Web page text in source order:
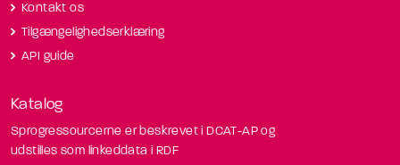
Kontakt os
Tilgængelighedserklæring
API guide
Katalog
Sprogressourcerne er beskrevet i DCAT-AP og
udstilles som linkeddata i RDF